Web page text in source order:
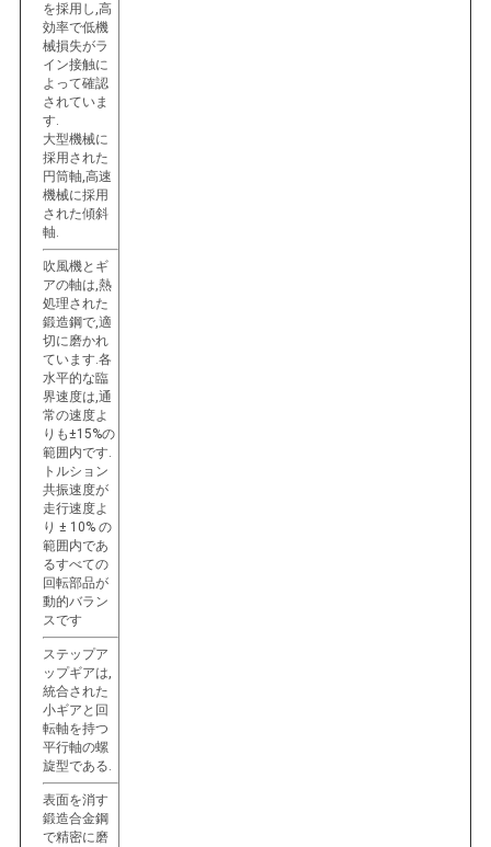
を採用し,高
効率で低機
械損失がラ
イン接触に
よって確認
されていま
す.
大型機械に
採用された
円筒軸,高速
機械に採用
された傾斜
軸.
吹風機とギ
アの軸は,熱
処理された
鍛造鋼で,適
切に磨かれ
ています.各
水平的な臨
界速度は,通
常の速度よ
りも±15%の
範囲内です.
トルション
共振速度が
走行速度よ
り ± 10% の
範囲内であ
るすべての
回転部品が
動的バラン
スです
ステップア
ップギアは,
統合された
小ギアと回
転軸を持つ
平行軸の螺
旋型である.
表面を消す
鍛造合金鋼
で精密に磨